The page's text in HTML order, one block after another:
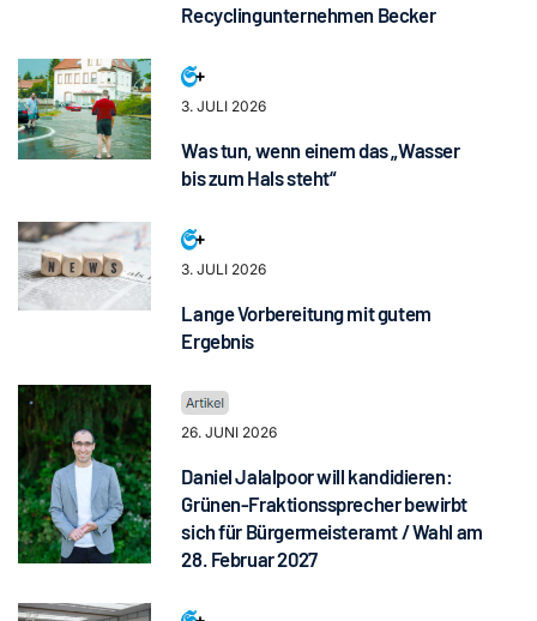
Recyclingunternehmen Becker
3. JULI 2026
Was tun, wenn einem das „Wasser
bis zum Hals steht“
3. JULI 2026
Lange Vorbereitung mit gutem
Ergebnis
26. JUNI 2026
Daniel Jalalpoor will kandidieren:
Grünen-Fraktionssprecher bewirbt
sich für Bürgermeisteramt / Wahl am
28. Februar 2027